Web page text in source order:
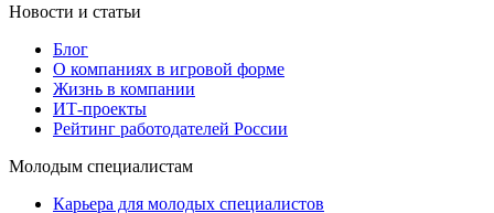
Новости и статьи
Блог
О компаниях в игровой форме
Жизнь в компании
ИТ-проекты
Рейтинг работодателей России
Молодым специалистам
Карьера для молодых специалистов